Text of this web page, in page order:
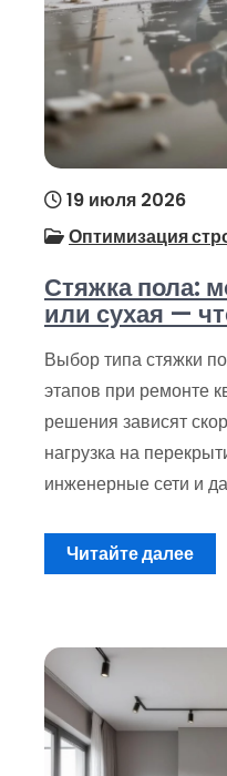
19 июля 2026
Оптимизация
Стяжка пола:
или сухая —
Выбор типа стяжки
этапов при ремонте
решения зависят
нагрузка на
инженерные сети и
Читайте далее